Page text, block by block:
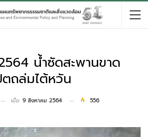
น้ำซัดสะพานขาด
ถล่มไต้หวัน
เมื่อ 9 สิงหาคม 2564 556